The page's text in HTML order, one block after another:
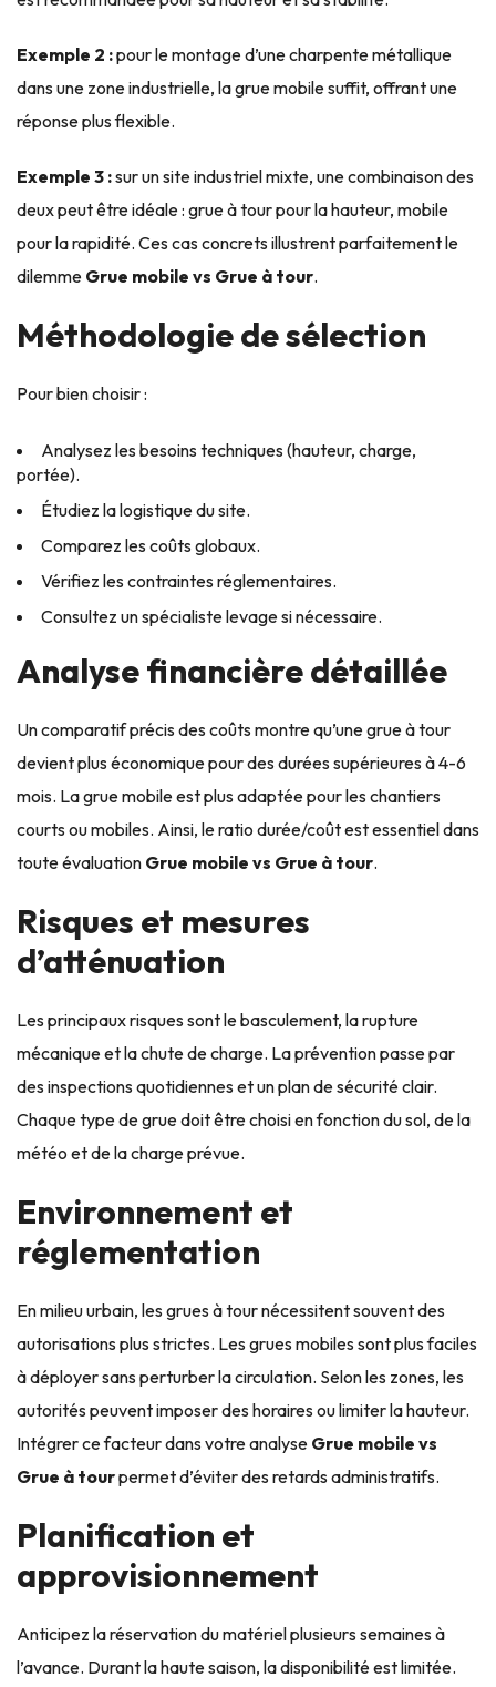
Exemple 2 :pour le montage d’une charpente métallique
dans une zone industrielle, la grue mobile suffit, offrant une
réponse plus flexible.
Exemple 3 :sur un site industriel mixte, une combinaison des
deux peut être idéale : grue à tour pour la hauteur, mobile
pour la rapidité. Ces cas concrets illustrent parfaitement le
dilemme Grue mobile vs Grue à tour.
Méthodologie de sélection
Pour bien choisir :
Analysez les besoins techniques (hauteur, charge,
portée).
Étudiez la logistique du site.
Comparez les coûts globaux.
Vérifiez les contraintes réglementaires.
Consultez un spécialiste levage si nécessaire.
Analyse financière détaillée
Un comparatif précis des coûts montre qu’une grue à tour
devient plus économique pour des durées supérieures à 4-6
mois. La grue mobile est plus adaptée pour les chantiers
courts ou mobiles. Ainsi, le ratio durée/coût est essentiel dans
toute évaluation Grue mobile vs Grue à tour.
Risques et mesures
d’atténuation
Les principaux risques sont le basculement, la rupture
mécanique et la chute de charge. La prévention passe par
des inspections quotidiennes et un plan de sécurité clair.
Chaque type de grue doit être choisi en fonction du sol, de la
météo et de la charge prévue.
Environnement et
réglementation
En milieu urbain, les grues à tour nécessitent souvent des
autorisations plus strictes. Les grues mobiles sont plus faciles
à déployer sans perturber la circulation. Selon les zones, les
autorités peuvent imposer des horaires ou limiter la hauteur.
Intégrer ce facteur dans votre analyse Grue mobile vs
Grue à tourpermet d’éviter des retards administratifs.
Planification et
approvisionnement
Anticipez la réservation du matériel plusieurs semaines à
l’avance. Durant la haute saison, la disponibilité est limitée.